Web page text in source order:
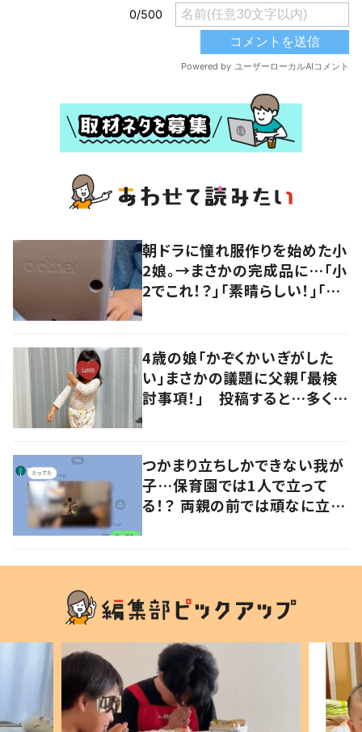
朝ドラに憧れ服作りを始めた小
2娘。→まさかの完成品に…「小
2でこれ！？」「素晴らしい！」「す
4歳の娘「かぞくかいぎがした
い」まさかの議題に父親「最検
討事項！」 投稿すると…多くの
つかまり立ちしかできない我が
子…保育園では1人で立って
る！？ 両親の前では頑なに立た